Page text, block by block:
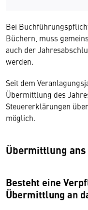
Bei
Büchern, muss
auch der
werden.
Seit dem
Übermittlung des
Steuererklärungen
möglich.
Übermittlung
Besteht eine
Übermittlung an